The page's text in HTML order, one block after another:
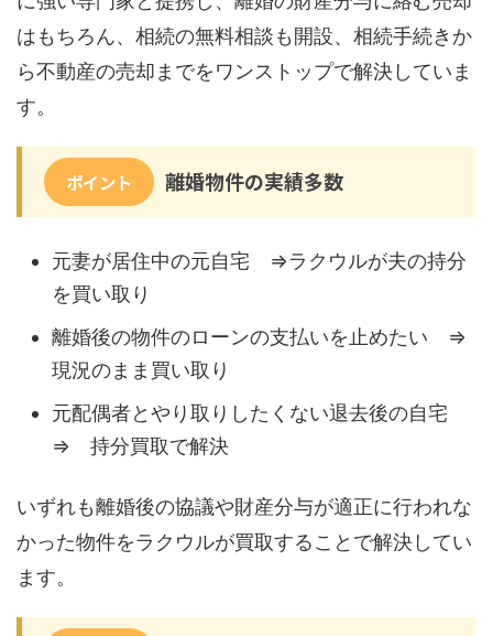
はもちろん、相続の無料相談も開設、相続手続きか
ら不動産の売却までをワンストップで解決していま
す。
ポイント 離婚物件の実績多数
元妻が居住中の元自宅 ⇒ラクウルが夫の持分
を買い取り
離婚後の物件のローンの支払いを止めたい ⇒
現況のまま買い取り
元配偶者とやり取りしたくない退去後の自宅
⇒ 持分買取で解決
いずれも離婚後の協議や財産分与が適正に行われな
かった物件をラクウルが買取することで解決してい
ます。